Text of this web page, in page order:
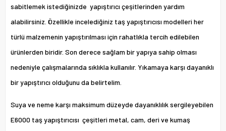
sabitlemek istediğinizde yapıştırıcı çeşitlerinden yardım
alabilirsiniz. Özellikle incelediğiniz taş yapıştırıcısı modelleri her
türlü malzemenin yapıştırılması için rahatlıkla tercih edilebilen
ürünlerden biridir. Son derece sağlam bir yapıya sahip olması
nedeniyle çalışmalarında sıklıkla kullanılır. Yıkamaya karşı dayanıklı
bir yapıştırıcı olduğunu da belirtelim.
Suya ve neme karşı maksimum düzeyde dayanıklılık sergileyebilen
E6000 taş yapıştırıcısı çeşitleri metal, cam, deri ve kumaş